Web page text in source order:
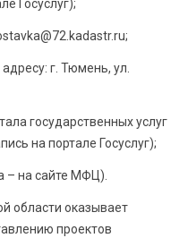
Госуслуг);
г. Тюмень, ул.
государственных услуг
на портале Госуслуг);
– на сайте МФЦ).
области оказывает
проектов